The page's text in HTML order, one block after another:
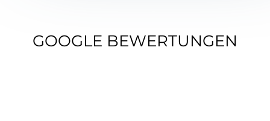
GOOGLE BEWERTUNGEN